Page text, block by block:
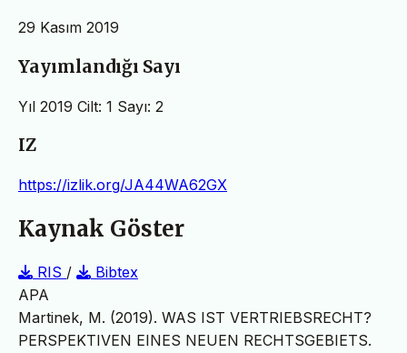
29 Kasım 2019
Yayımlandığı Sayı
Yıl 2019 Cilt: 1 Sayı: 2
IZ
https://izlik.org/JA44WA62GX
Kaynak Göster
RIS /
Bibtex
APA
Martinek, M. (2019). WAS IST VERTRIEBSRECHT?
PERSPEKTIVEN EINES NEUEN RECHTSGEBIETS.